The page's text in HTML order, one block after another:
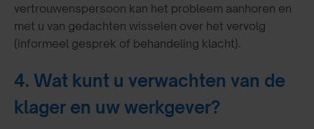
vertrouwenspersoon kan het probleem aanhoren en
met u van gedachten wisselen over het vervolg
(informeel gesprek of behandeling klacht).
4. Wat kunt u verwachten van de
klager en uw werkgever?